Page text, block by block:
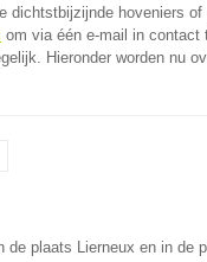
dichtstbijzijnde hoveniers of
om via één e-mail in contact
Hieronder worden nu
de plaats Lierneux en in de